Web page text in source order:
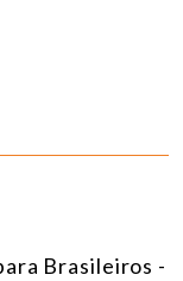
Brasileiros -